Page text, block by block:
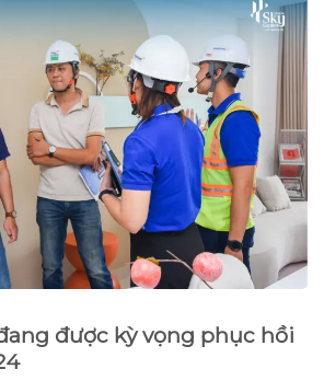
được kỳ vọng phục hồi